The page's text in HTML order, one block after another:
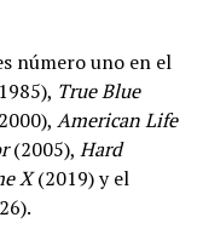
número uno en el
True Blue
American Life
(2005), Hard
X(2019) y el